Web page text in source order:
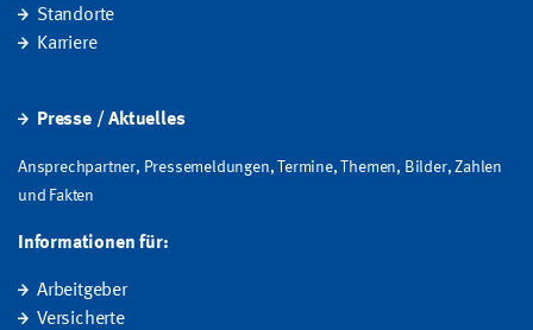
Standorte
Karriere
Presse / Aktuelles
Ansprechpartner, Pressemeldungen, Termine, Themen, Bilder, Zahlen
und Fakten
Informationen für:
Arbeitgeber
Versicherte